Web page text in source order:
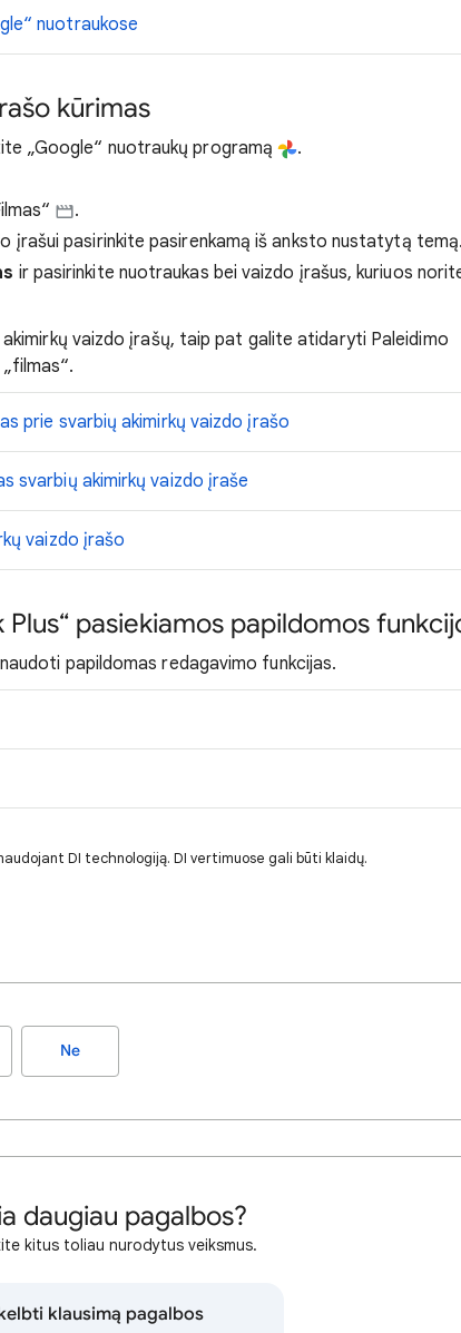
nuotraukose
kūrimas
„Google“ nuotraukų programą
.
.
įrašui pasirinkite pasirenkamą iš anksto nustatytą temą.
ir pasirinkite nuotraukas bei vaizdo įrašus, kuriuos
vaizdo įrašų, taip pat galite atidaryti Paleidimo
prie svarbių akimirkų vaizdo įrašo
svarbių akimirkų vaizdo įraše
vaizdo įrašo
pasiekiamos papildomos
papildomas redagavimo funkcijas.
DI technologiją. DI vertimuose gali būti klaidų.
Ne
daugiau pagalbos?
kitus toliau nurodytus veiksmus.
klausimą pagalbos